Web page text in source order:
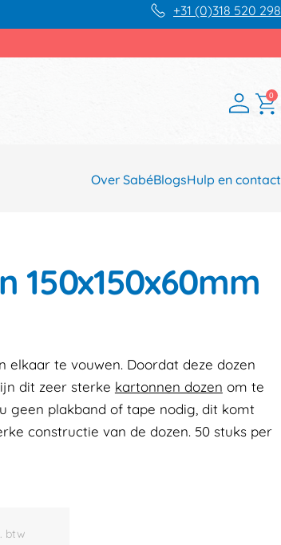
+31 (0)318 520 298
0
Over SabéBlogsHulp en contact
150x150x60mm
elkaar te vouwen. Doordat deze dozen
dit zeer sterke kartonnen dozen om te
geen plakband of tape nodig, dit komt
constructie van de dozen. 50 stuks per
btw